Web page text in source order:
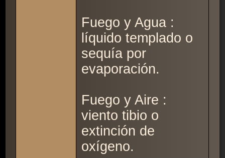
Fuego y Agua :
líquido templado o
sequía por
evaporación.
Fuego y Aire :
viento tibio o
extinción de
oxígeno.